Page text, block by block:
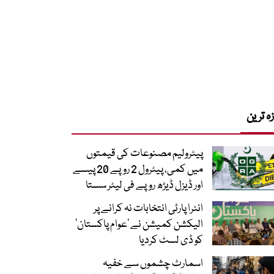
ترین
پیٹرولیم مصنوعات کی قیمتوں
میں کمی، پیٹرول 2 روپے 20 پیسے
اور ڈیزل ڈیڑھ روپے فی لیٹر سستا
انٹرا پارٹی انتخابات نہ کرانے پر
الیکشن کمیشن نے ’عوام پاکستان‘
کو ڈی لسٹ کردیا
اسمارٹ چشموں سے خفیہ